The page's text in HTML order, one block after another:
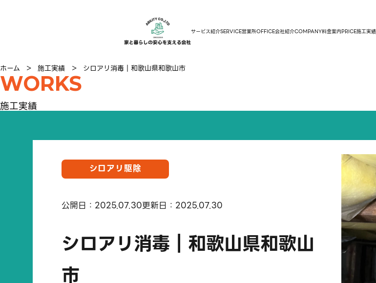
サービス紹介SERVICE営業所OFFICE会社紹介COMPANY料金案内PRICE施工実績
ホーム ＞ 施工実績 ＞ シロアリ消毒｜和歌山県和歌山市
WORKS
施工実績
シロアリ駆除
公開日：2025.07.30更新日：2025.07.30
シロアリ消毒｜和歌山県和歌山
市